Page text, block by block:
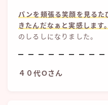
パンを頬張る笑顔を見るた
きたんだなぁと実感します。
のしるしになりました。
４０代Oさん